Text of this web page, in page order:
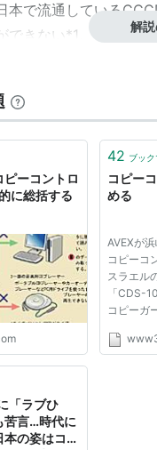
本で流通している
できない *1 。そのため
れた当初は「コピー
多く『コピープロテ
というイメージを払
Tech社(現在は
術は意図的に
TOCを改
取り込みを妨害する
よっては、取り込みが
と言える。
については、はじめ
Audio
などの普及
ただ、既に広く普及
解
ーコントロ
に総括する
42 ブック
コピー
める
AVEXが
コピーコ
スラエル
「CDS-
コピーガ
「ラブひ
苦言…時代に
の姿はコピ